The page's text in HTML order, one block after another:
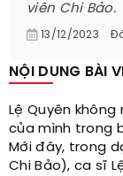
viên Chi Bảo.
13/12/2023
NỘI DUNG BÀI
Lệ Quyên
của mình trong
Mới đây, trong
Chi Bảo), ca sĩ